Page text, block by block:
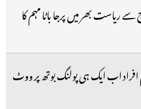
ریاست بھر میں پرجا باٹا مہم کا
اب ایک ہی پولنگ بوتھ پر ووٹ